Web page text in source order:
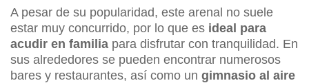
A pesar de su popularidad, este arenal no suele
estar muy concurrido, por lo que es ideal para
acudir en familia para disfrutar con tranquilidad. En
sus alrededores se pueden encontrar numerosos
bares y restaurantes, así como un gimnasio al aire